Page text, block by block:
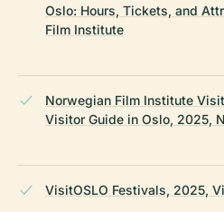
Oslo: Hours, Tickets, and
Film Institute
Norwegian Film Institute
Visitor Guide in Oslo, 2025,
VisitOSLO Festivals, 2025,